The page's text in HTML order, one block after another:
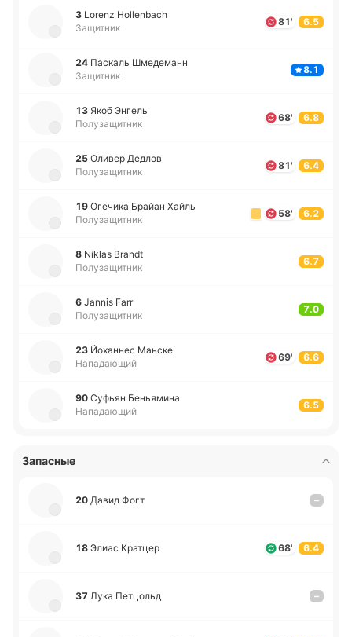
3 Lorenz Hollenbach
Защитник
81' 6.5
24 Па­скаль Шме­де­манн
Защитник
8.1
13 Якоб Энгель
Полузащитник
68' 6.8
25 Оливер Дедлов
Полузащитник
81' 6.4
19 Оге­чи­ка Брайан Хайль
Полузащитник
58' 6.2
8 Niklas Brandt
Полузащитник
6.7
6 Jannis Farr
Полузащитник
7.0
23 Йо­ха­ннес Манске
Нападающий
69' 6.6
90 Суфьян Бе­нья­ми­на
Нападающий
6.5
Запасные
20 Давид Фогт –
18 Элиас Кра­тцер 68' 6.4
37 Лука Пе­тцольд –